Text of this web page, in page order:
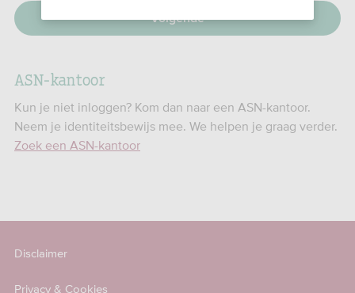
Volgende
ASN-kantoor
Kun je niet inloggen? Kom dan naar een ASN-kantoor.
Neem je identiteitsbewijs mee. We helpen je graag verder.
Zoek een ASN-kantoor
Disclaimer
Privacy & Cookies